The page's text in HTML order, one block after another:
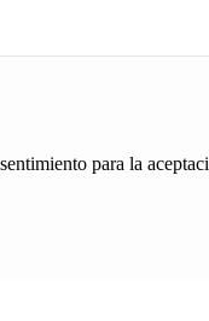
para la